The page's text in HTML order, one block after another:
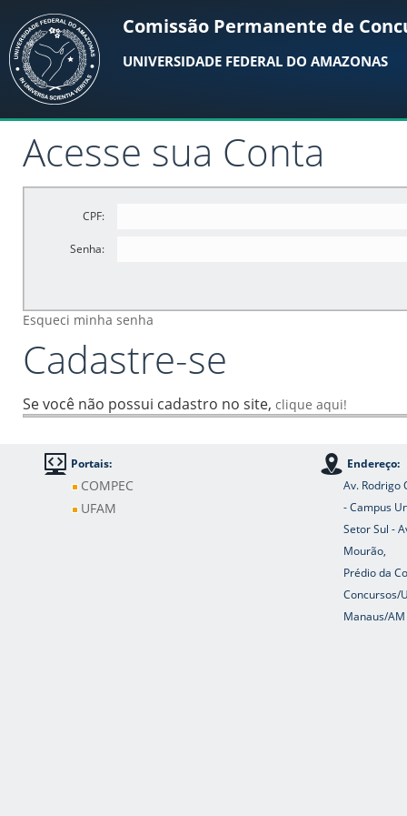
Comissão Permanente de
UNIVERSIDADE FEDERAL DO AMAZONAS
Acesse sua Conta
CPF:
Senha:
Esqueci minha senha
Cadastre-se
Se você não possui cadastro no site, clique aqui!
Portais:
COMPEC
UFAM
Endereço:
Av. Rodrigo
- Campus
Setor Sul -
Mourão,
Prédio da
Concursos/
Manaus/AM